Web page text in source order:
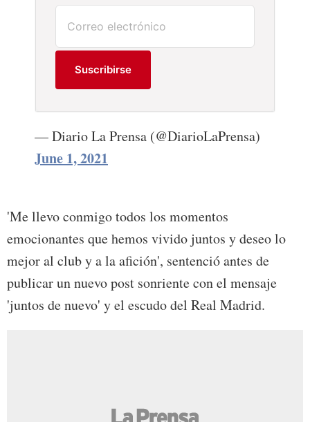
Suscribirse
— Diario La Prensa (@DiarioLaPrensa)
June 1, 2021
'Me llevo conmigo todos los momentos
emocionantes que hemos vivido juntos y deseo lo
mejor al club y a la afición', sentenció antes de
publicar un nuevo post sonriente con el mensaje
'juntos de nuevo' y el escudo del Real Madrid.